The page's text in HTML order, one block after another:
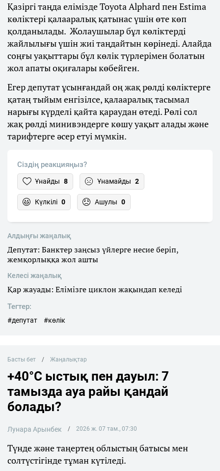
Қазіргі таңда елімізде Toyota Alphard пен Estima
көліктері қалааралық қатынас үшін өте көп
қолданылады. Жолаушылар бұл көліктерді
жайлылығы үшін жиі таңдайтын көрінеді. Алайда
соңғы уақыттары бұл көлік түрлерімен болатын
жол апаты оқиғалары көбейген.
Егер депутат ұсынғандай оң жақ рөлді көліктерге
қатаң тыйым енгізілсе, қалааралық тасымал
нарығы күрделі қайта қараудан өтеді. Рөлі сол
жақ рөлді минивэндерге көшу уақыт алады және
тарифтерге әсер етуі мүмкін.
Сіздің реакцияңыз?
Ұнайды 8 Ұнамайды 2
Күлкілі 0 Ашулы 0
Алдыңғы жаңалық
Депутат: Банктер заңсыз үйлерге несие беріп,
жемқорлыққа жол ашты
Келесі жаңалық
Қар жауады: Елімізге циклон жақындап келеді
Тегтер:
#депутат #көлік
Басты бет Жаңалықтар
+40°C ыстық пен дауыл: 7
тамызда ауа райы қандай
болады?
Лунара Арынбек 2026 ж. 07 там., 07:30
Түнде және таңертең облыстың батысы мен
солтүстігінде тұман күтіледі.